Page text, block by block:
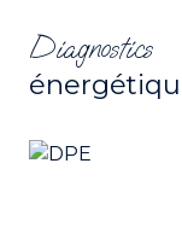
Diagnostics